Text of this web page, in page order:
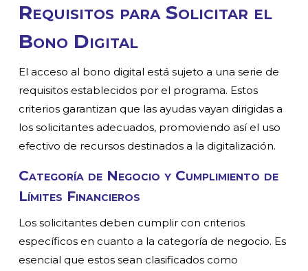
Requisitos para Solicitar el
Bono Digital
El acceso al bono digital está sujeto a una serie de
requisitos establecidos por el programa. Estos
criterios garantizan que las ayudas vayan dirigidas a
los solicitantes adecuados, promoviendo así el uso
efectivo de recursos destinados a la digitalización.
Categoría de Negocio y Cumplimiento de
Límites Financieros
Los solicitantes deben cumplir con criterios
específicos en cuanto a la categoría de negocio. Es
esencial que estos sean clasificados como